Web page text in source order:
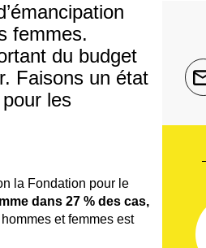
femmes.
du budget
Faisons un état
les
la Fondation pour le
dans 27 % des cas,
et femmes est